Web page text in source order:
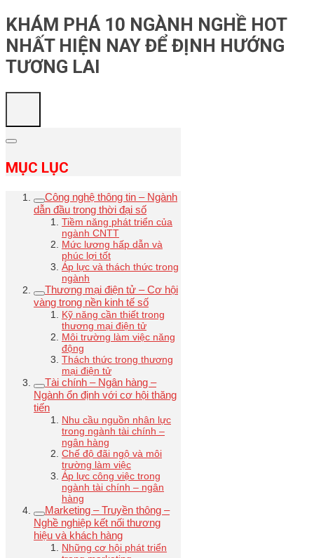
KHÁM PHÁ 10 NGÀNH NGHỀ HOT
NHẤT HIỆN NAY ĐỂ ĐỊNH HƯỚNG
TƯƠNG LAI
MỤC LỤC
Công nghệ thông tin – Ngành
dẫn đầu trong thời đại số
Tiềm năng phát triển của
ngành CNTT
Mức lương hấp dẫn và
phúc lợi tốt
Áp lực và thách thức trong
ngành
Thương mại điện tử – Cơ hội
vàng trong nền kinh tế số
Kỹ năng cần thiết trong
thương mại điện tử
Môi trường làm việc năng
động
Thách thức trong thương
mại điện tử
Tài chính – Ngân hàng –
Ngành ổn định với cơ hội thăng
tiến
Nhu cầu nguồn nhân lực
trong ngành tài chính –
ngân hàng
Chế độ đãi ngộ và môi
trường làm việc
Áp lực công việc trong
ngành tài chính – ngân
hàng
Marketing – Truyền thông –
Nghề nghiệp kết nối thương
hiệu và khách hàng
Những cơ hội phát triển